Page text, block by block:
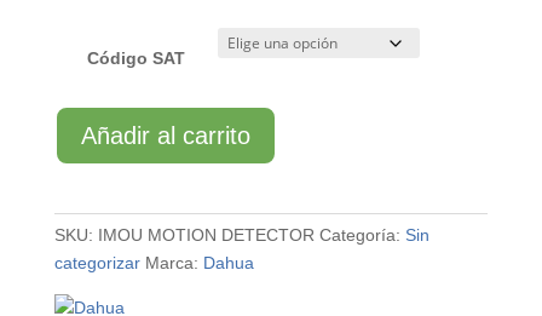
Código SAT
IMOU
MOTION
Añadir al carrito
SKU: IMOU MOTION DETECTOR Categoría: Sin
categorizar Marca: Dahua